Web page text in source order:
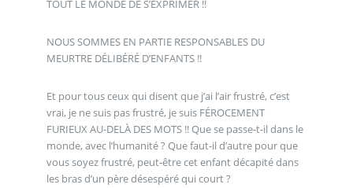
TOUT LE MONDE DE S’EXPRIMER !!
NOUS SOMMES EN PARTIE RESPONSABLES DU
MEURTRE DÉLIBÉRÉ D’ENFANTS !!
Et pour tous ceux qui disent que j’ai l’air frustré, c’est
vrai, je ne suis pas frustré, je suis FÉROCEMENT
FURIEUX AU-DELÀ DES MOTS !! Que se passe-t-il dans le
monde, avec l’humanité ? Que faut-il d’autre pour que
vous soyez frustré, peut-être cet enfant décapité dans
les bras d’un père désespéré qui court ?